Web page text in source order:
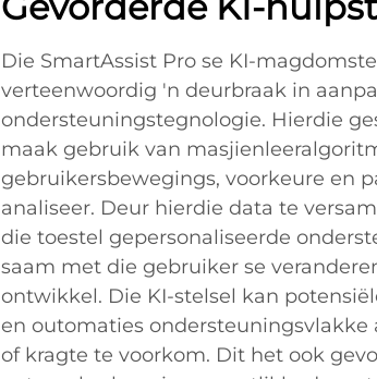
Die SmartAssist Pro se KI-
verteenwoordig 'n deurbraak in
ondersteuningstegnologie. Hierdie
maak gebruik van
gebruikersbewegings, voorkeure en
analiseer. Deur hierdie data te
die toestel gepersonaliseerde
saam met die gebruiker se
ontwikkel. Die KI-stelsel kan
en outomaties ondersteuningsvlakke
of kragte te voorkom. Dit het ook